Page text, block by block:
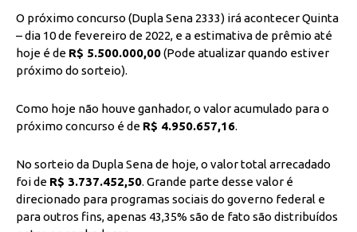
O próximo concurso (Dupla Sena 2333) irá acontecer Quinta
– dia 10 de fevereiro de 2022, e a estimativa de prêmio até
hoje é de R$ 5.500.000,00(Pode atualizar quando estiver
próximo do sorteio).
Como hoje não houve ganhador, o valor acumulado para o
próximo concurso é de R$ 4.950.657,16.
No sorteio da Dupla Sena de hoje, o valor total arrecadado
foi de R$ 3.737.452,50. Grande parte desse valor é
direcionado para programas sociais do governo federal e
para outros fins, apenas 43,35% são de fato são distribuídos